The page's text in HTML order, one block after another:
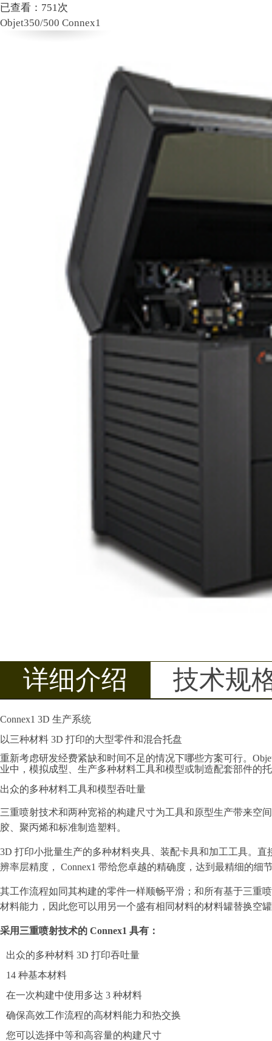
已查看： 751次
Objet350/500 Connex1
详细介绍 技术规
Connex1 3D 生产系统
以三种材料 3D 打印的大型零件和混合托盘
重新考虑研发经费紧缺和时间不足的情况下哪些方案可行。
业中，模拟成型、生产多种材料工具和模型或制造配套部件的
出众的多种材料工具和模型吞吐量
三重喷射技术和两种宽裕的构建尺寸为工具和原型生产带来空
胶、聚丙烯和标准制造塑料。
3D 打印小批量生产的多种材料夹具、装配卡具和加工工具。
辨率层精度， Connex1 带给您卓越的精确度，达到最精细的细
其工作流程如同其构建的零件一样顺畅平滑；和所有基于三重
材料能力，因此您可以用另一个盛有相同材料的材料罐替换空
采用三重喷射技术的 Connex1 具有：
出众的多种材料 3D 打印吞吐量
14 种基本材料
在一次构建中使用多达 3 种材料
确保高效工作流程的高材料能力和热交换
您可以选择中等和高容量的构建尺寸